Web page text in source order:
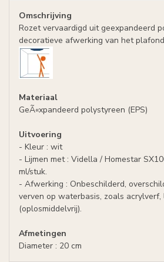
Omschrijving
Rozet vervaardigd uit geexpandeerd
decoratieve afwerking van het
Materiaal
GeÃ«xpandeerd polystyreen (EPS)
Uitvoering
- Kleur : wit
- Lijmen met : Vidella / Homestar
ml/stuk.
- Afwerking : Onbeschilderd,
verven op waterbasis, zoals
(oplosmiddelvrij).
Afmetingen
Diameter : 20 cm